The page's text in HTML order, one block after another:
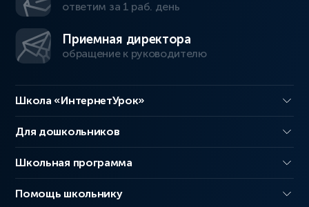
ответим за 1 раб. день
Приемная директора
обращение к руководителю
Школа «ИнтернетУрок»
Для дошкольников
Школьная программа
Помощь школьнику